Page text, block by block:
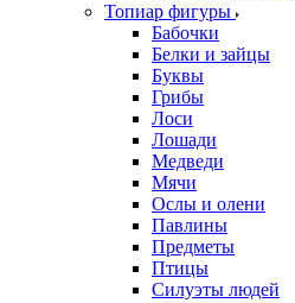
Топиар фигуры
Бабочки
Белки и зайцы
Буквы
Грибы
Лоси
Лошади
Медведи
Мячи
Ослы и олени
Павлины
Предметы
Птицы
Силуэты людей